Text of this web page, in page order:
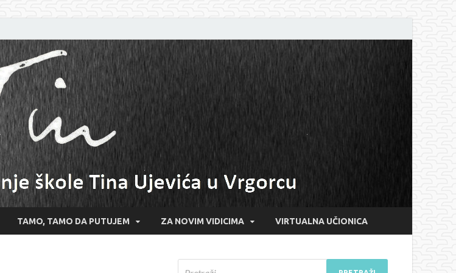
TAMO, TAMO DA PUTUJEM ZA NOVIM VIDICIMA VIRTUALNA UČIONICA